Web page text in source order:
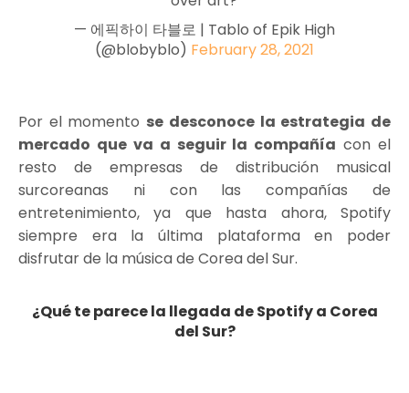
— 에픽하이 타블로 | Tablo of Epik High
(@blobyblo) February 28, 2021
Por el momento se desconoce la estrategia de
mercado que va a seguir la compañía con el
resto de empresas de distribución musical
surcoreanas ni con las compañías de
entretenimiento, ya que hasta ahora, Spotify
siempre era la última plataforma en poder
disfrutar de la música de Corea del Sur.
¿Qué te parece la llegada de Spotify a Corea
del Sur?